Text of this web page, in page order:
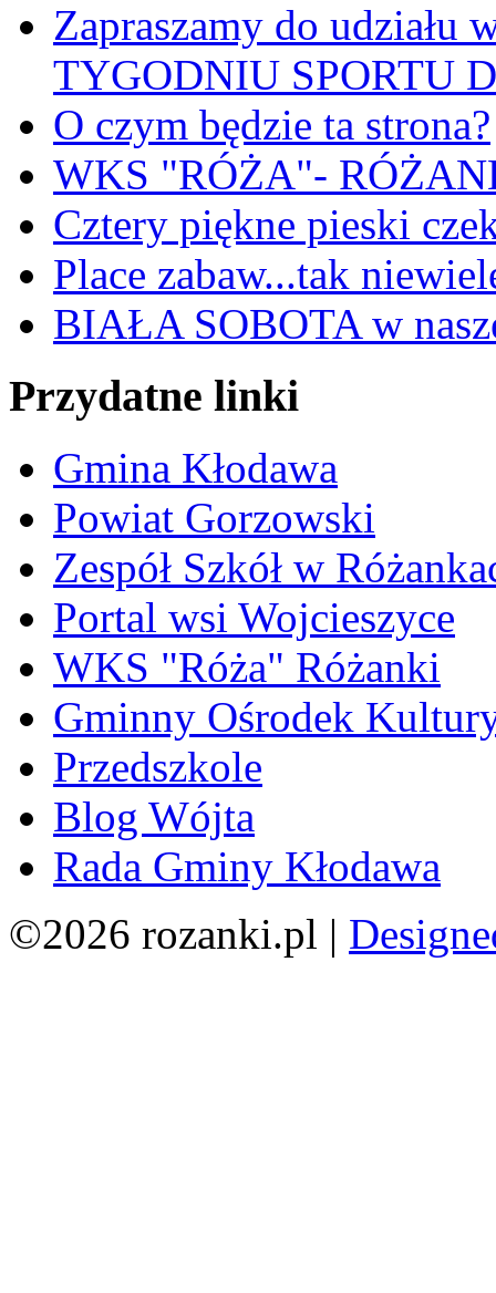
Zapraszamy do udziału
TYGODNIU SPORTU
O czym będzie ta strona?
WKS "RÓŻA"-
Cztery piękne pieski
Place zabaw...tak
BIAŁA SOBOTA w
Przydatne linki
Gmina Kłodawa
Powiat Gorzowski
Zespół Szkół w
Portal wsi Wojcieszyce
WKS "Róża" Różanki
Gminny Ośrodek
Przedszkole
Blog Wójta
Rada Gminy Kłodawa
©2026 rozanki.pl |